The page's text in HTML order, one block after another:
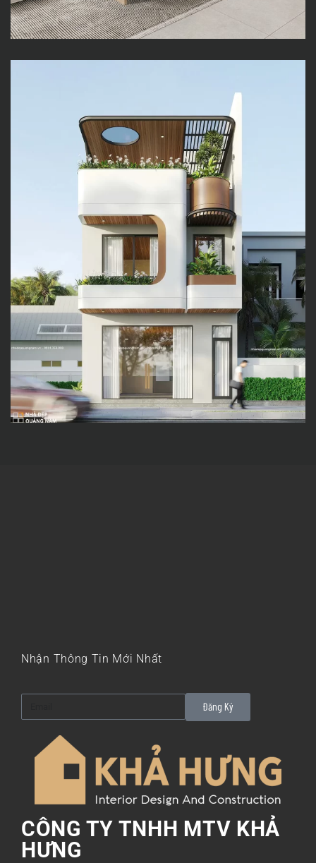
SP HOUSE – KHÔNG GIAN
SỐNG HIỆN ĐẠI VỚI HỆ KỆ
SÁCH ĐỘC ĐÁO
Nhận Thông Tin Mới Nhất
Đăng Ký
CÔNG TY TNHH MTV KHẢ
HƯNG